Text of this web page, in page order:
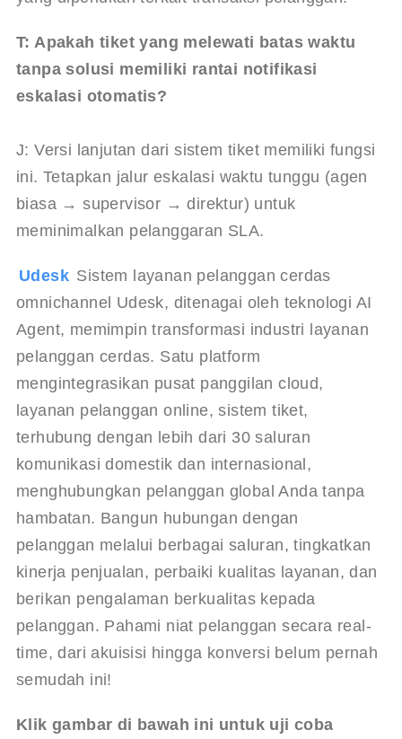
T: Apakah tiket yang melewati batas waktu
tanpa solusi memiliki rantai notifikasi
eskalasi otomatis?
J: Versi lanjutan dari sistem tiket memiliki fungsi
ini. Tetapkan jalur eskalasi waktu tunggu (agen
biasa → supervisor → direktur) untuk
meminimalkan pelanggaran SLA.
Udesk Sistem layanan pelanggan cerdas
omnichannel Udesk, ditenagai oleh teknologi AI
Agent, memimpin transformasi industri layanan
pelanggan cerdas. Satu platform
mengintegrasikan pusat panggilan cloud,
layanan pelanggan online, sistem tiket,
terhubung dengan lebih dari 30 saluran
komunikasi domestik dan internasional,
menghubungkan pelanggan global Anda tanpa
hambatan. Bangun hubungan dengan
pelanggan melalui berbagai saluran, tingkatkan
kinerja penjualan, perbaiki kualitas layanan, dan
berikan pengalaman berkualitas kepada
pelanggan. Pahami niat pelanggan secara real-
time, dari akuisisi hingga konversi belum pernah
semudah ini!
Klik gambar di bawah ini untuk uji coba